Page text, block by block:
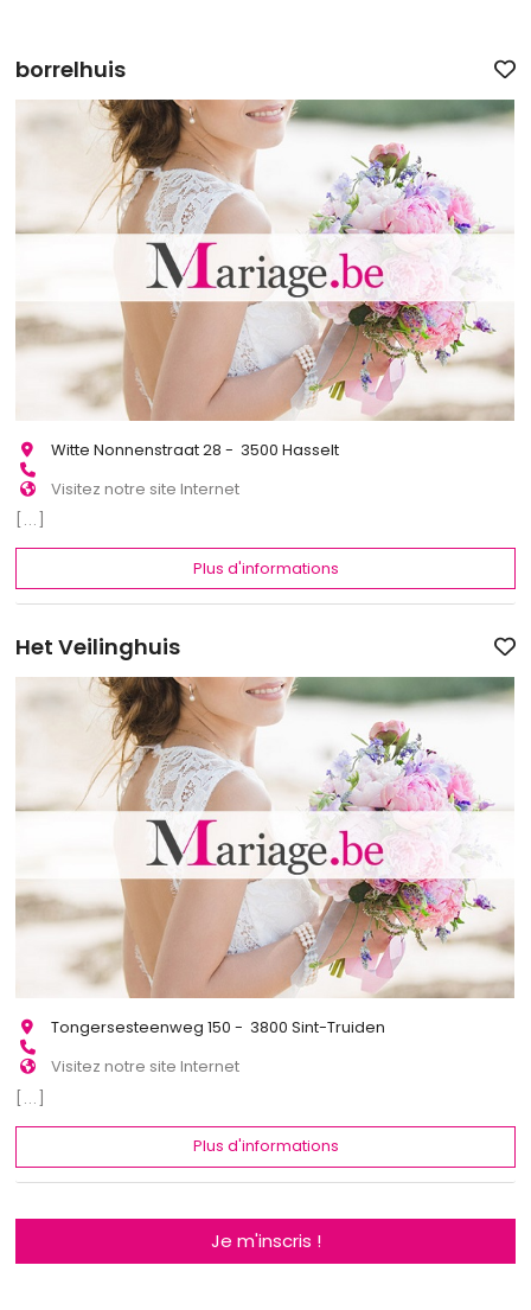
borrelhuis
Witte Nonnenstraat 28 - 3500 Hasselt
Visitez notre site Internet
[...]
Plus d'informations
Het Veilinghuis
Tongersesteenweg 150 - 3800 Sint-Truiden
Visitez notre site Internet
[...]
Plus d'informations
Je m'inscris !